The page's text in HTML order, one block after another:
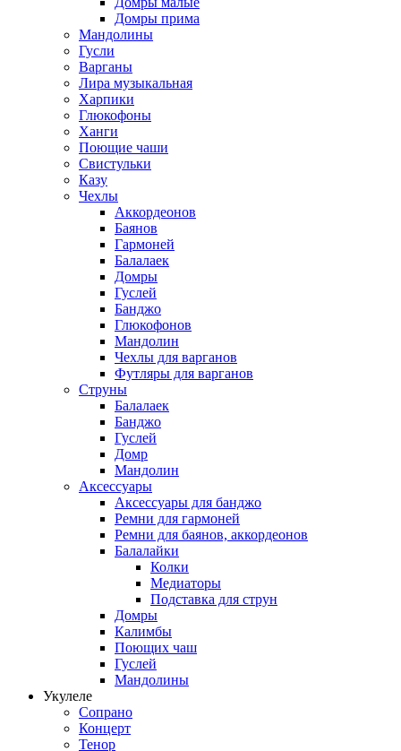
Домры прима
Мандолины
Гусли
Варганы
Лира музыкальная
Харпики
Глюкофоны
Ханги
Поющие чаши
Свистульки
Казу
Чехлы
Аккордеонов
Баянов
Гармоней
Балалаек
Домры
Гуслей
Банджо
Глюкофонов
Мандолин
Чехлы для варганов
Футляры для варганов
Струны
Балалаек
Банджо
Гуслей
Домр
Мандолин
Аксессуары
Аксессуары для банджо
Ремни для гармоней
Ремни для баянов, аккордеонов
Балалайки
Колки
Медиаторы
Подставка для струн
Домры
Калимбы
Поющих чаш
Гуслей
Мандолины
Укулеле
Сопрано
Концерт
Тенор